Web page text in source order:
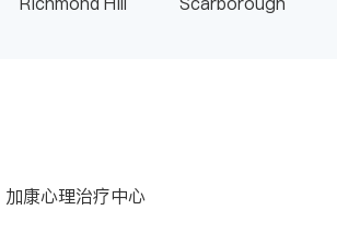
加康心理治疗中心